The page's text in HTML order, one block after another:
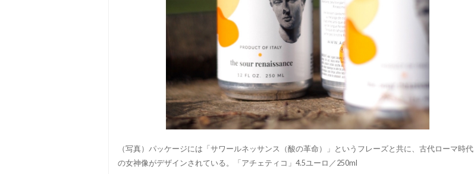
（写真）パッケージには「サワールネッサンス（酸の革命）」というフレーズと共に、古代ローマ時代
の女神像がデザインされている。「アチェティコ」4.5ユーロ／250ml